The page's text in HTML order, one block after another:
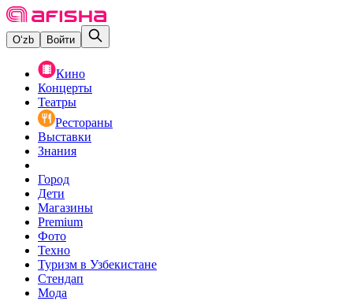
O‘zb Войти
Кино
Концерты
Театры
Рестораны
Выставки
Знания
Город
Дети
Магазины
Premium
Фото
Техно
Туризм в Узбекистане
Стендап
Мода